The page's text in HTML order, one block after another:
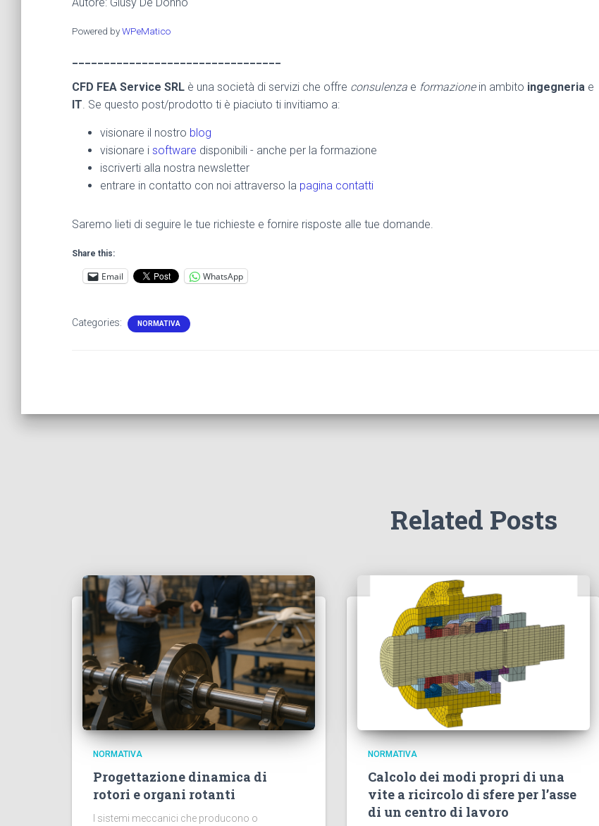
Powered byWPeMatico
CFD FEA Service SRL è una società di servizi che offre consulenza e formazionein ambito ingegneria e
IT. Se questo post/prodotto ti è piaciuto ti invitiamo a:
visionare il nostro blog
visionare i software disponibili - anche per la formazione
iscriverti alla nostra newsletter
entrare in contatto con noi attraverso la pagina contatti
Saremo lieti di seguire le tue richieste e fornire risposte alle tue domande.
Share this:
Email WhatsApp
Categories: NORMATIVA
Related Posts
NORMATIVA
Progettazione dinamica di
rotori e organi rotanti
I sistemi meccanici che producono o
NORMATIVA
Calcolo dei modi propri di una
vite a ricircolo di sfere per l’asse
di un centro di lavoro